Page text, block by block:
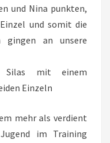
und Nina punkten,
und somit die
an unsere
Silas mit einem
Einzeln
mehr als verdient
im Training